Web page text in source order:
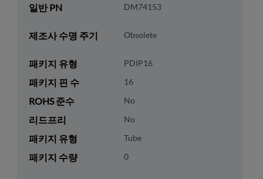
일반 PN DM74153
제조사 수명 주기 Obsolete
패키지 유형 PDIP16
패키지 핀 수 16
ROHS 준수 No
리드프리 No
패키지 유형 Tube
패키지 수량 0